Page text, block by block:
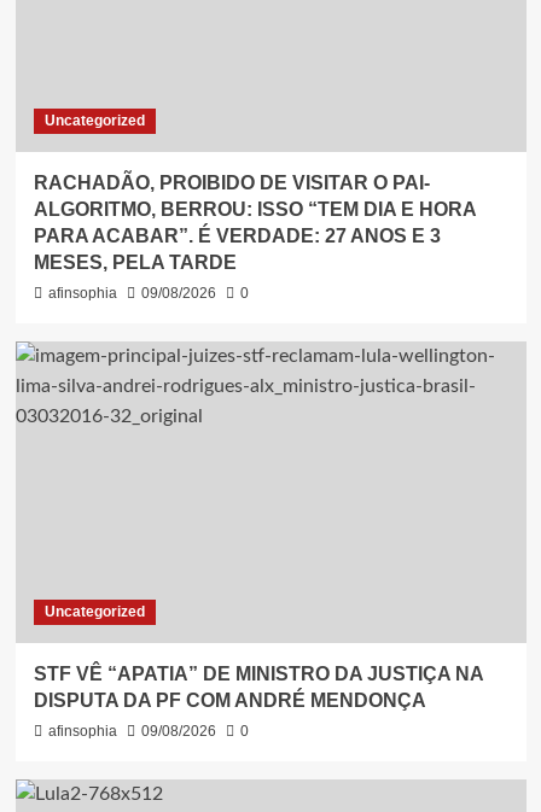
Uncategorized
RACHADÃO, PROIBIDO DE VISITAR O PAI-
ALGORITMO, BERROU: ISSO “TEM DIA E HORA
PARA ACABAR”. É VERDADE: 27 ANOS E 3
MESES, PELA TARDE
afinsophia 09/08/2026 0
Uncategorized
STF VÊ “APATIA” DE MINISTRO DA JUSTIÇA NA
DISPUTA DA PF COM ANDRÉ MENDONÇA
afinsophia 09/08/2026 0